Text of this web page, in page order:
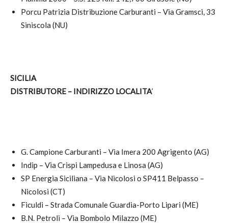
Porcu Patrizia Distribuzione Carburanti – Via Gramsci, 33
Siniscola (NU)
SICILIA
DISTRIBUTORE – INDIRIZZO LOCALITA’
G. Campione Carburanti – Via Imera 200 Agrigento (AG)
Indip – Via Crispi Lampedusa e Linosa (AG)
SP Energia Siciliana – Via Nicolosi o SP411 Belpasso –
Nicolosi (CT)
Ficuldi – Strada Comunale Guardia-Porto Lipari (ME)
B.N. Petroli – Via Bombolo Milazzo (ME)